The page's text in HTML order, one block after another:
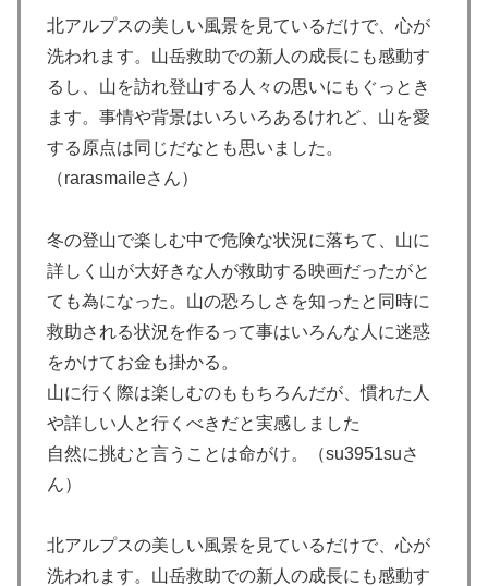
北アルプスの美しい風景を見ているだけで、心が
洗われます。山岳救助での新人の成長にも感動す
るし、山を訪れ登山する人々の思いにもぐっとき
ます。事情や背景はいろいろあるけれど、山を愛
する原点は同じだなとも思いました。
（rarasmaileさん）
冬の登山で楽しむ中で危険な状況に落ちて、山に
詳しく山が大好きな人が救助する映画だったがと
ても為になった。山の恐ろしさを知ったと同時に
救助される状況を作るって事はいろんな人に迷惑
をかけてお金も掛かる。
山に行く際は楽しむのももちろんだが、慣れた人
や詳しい人と行くべきだと実感しました
自然に挑むと言うことは命がけ。（su3951suさ
ん）
北アルプスの美しい風景を見ているだけで、心が
洗われます。山岳救助での新人の成長にも感動す